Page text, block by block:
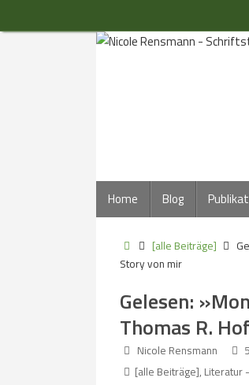
Inhalt
Inhalt
springen
Home Blog
Start[alle Beiträge]
Story von mir
Gelesen:
Thomas R.
Nicole Rensmann
[alle Beiträge], Literatur